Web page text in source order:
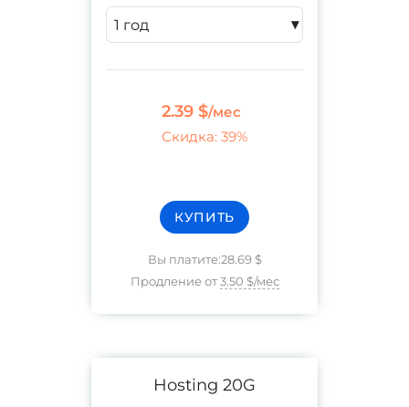
▾
2.39 $/мес
Скидка: 39%
КУПИТЬ
Вы платите:28.69 $
Продление от 3.50 $/мес
Hosting 20G